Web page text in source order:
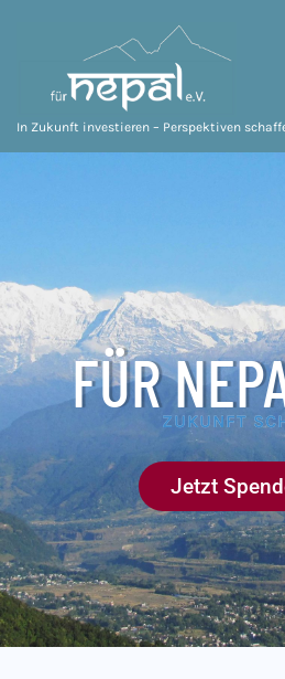
In Zukunft investieren – Perspektiven
Jetzt
ZUKUNFT
FÜR